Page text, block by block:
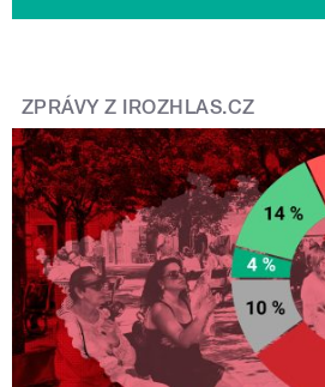
ZPRÁVY Z IROZHLAS.CZ